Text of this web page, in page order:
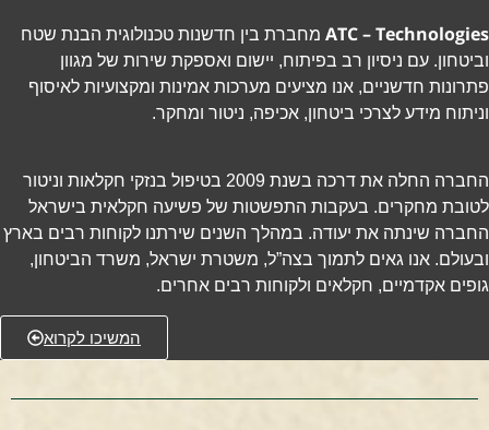
ATC – Technologies מחברת בין חדשנות טכנולוגית הבנת שטח
וביטחון. עם ניסיון רב בפיתוח, יישום ואספקת שירות של מגוון
פתרונות חדשניים, אנו מציעים מערכות אמינות ומקצועיות לאיסוף
וניתוח מידע לצרכי ביטחון, אכיפה, ניטור ומחקר.
החברה החלה את דרכה בשנת 2009 בטיפול בנזקי חקלאות וניטור
לטובת מחקרים. בעקבות התפשטות של פשיעה חקלאית בישראל
החברה שינתה את יעודה. במהלך השנים שירתנו לקוחות רבים בארץ
ובעולם. אנו גאים לתמוך בצה”ל, משטרת ישראל, משרד הביטחון,
גופים אקדמיים, חקלאים ולקוחות רבים אחרים.
המשיכו לקרוא